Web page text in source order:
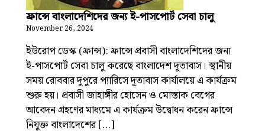
ফ্রান্সে বাংলাদেশিদের জন্য ই-পাসপোর্ট সেবা চালু
November 26, 2024
ইউরোপ ডেস্ক (ফ্রান্স): ফ্রান্সে প্রবাসী বাংলাদেশিদের জন্য
ই-পাসপোর্ট সেবা চালু করেছে বাংলাদেশ দূতাবাস। স্থানীয়
সময় রোববার দুপুরে প্যারিসে দূতাবাস কার্যালয়ে এ কার্যক্রম
শুরু হয়। প্রবাসী জাহাঙ্গীর হোসেন ও মোস্তাক বেগের
আবেদন গ্রহণের মাধ্যমে এ কার্যক্রম উদ্বোধন করেন ফ্রান্সে
নিযুক্ত বাংলাদেশের […]